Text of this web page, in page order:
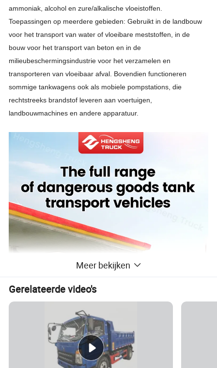
ammoniak, alcohol en zure/alkalische vloeistoffen.
Toepassingen op meerdere gebieden: Gebruikt in de landbouw
voor het transport van water of vloeibare meststoffen, in de
bouw voor het transport van beton en in de
milieubeschermingsindustrie voor het verzamelen en
transporteren van vloeibaar afval. Bovendien functioneren
sommige tankwagens ook als mobiele pompstations, die
rechtstreeks brandstof leveren aan voertuigen,
landbouwmachines en andere apparatuur.
Meer bekijken
Gerelateerde video's